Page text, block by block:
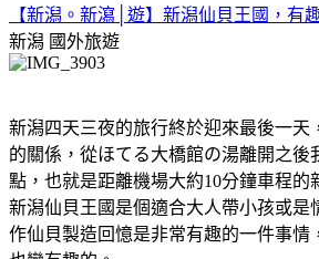
【新潟。新瀉│遊】新潟仙貝王國，有
新潟 國外旅遊
新潟四天三夜的旅行終於迎來最後一天
的關係，從ほてる大橋館の湯離開之後
點，也就是距離機場大約10分鐘車程的
新潟仙貝王國是個適合大人帶小孩或是
作仙貝製造回憶是非常有趣的一件事情